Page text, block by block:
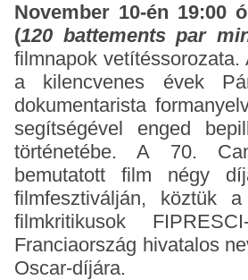
November 10-én 19:00
(120 battements par
filmnapok
a kilencvenes évek
dokumentarista
segítségével enged
történetébe. A 70.
bemutatott film négy
filmfesztiválján, köztük
filmkritikusok
Franciaország hivatalos
Oscar-díjára.